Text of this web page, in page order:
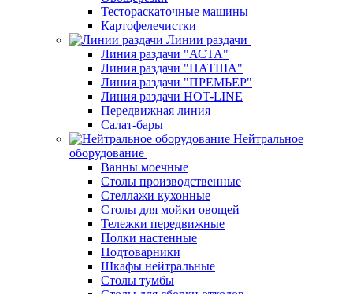
Тестораскаточные машины
Картофелечистки
Линии раздачи
Линия раздачи "АСТА"
Линия раздачи "ПАТША"
Линия раздачи "ПРЕМЬЕР"
Линия раздачи HOT-LINE
Передвижная линия
Салат-бары
Нейтральное
оборудование
Ванны моечные
Столы производственные
Стеллажи кухонные
Столы для мойки овощей
Тележки передвижные
Полки настенные
Подтоварники
Шкафы нейтральные
Столы тумбы